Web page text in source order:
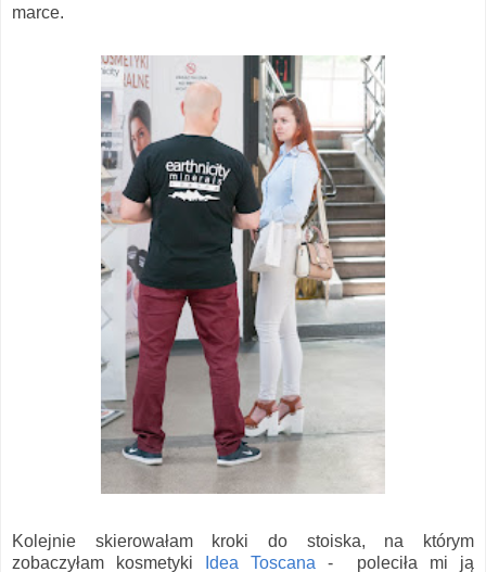
marce.
Kolejnie skierowałam kroki do stoiska, na którym
zobaczyłam kosmetyki
Idea Toscana - poleciła mi ją